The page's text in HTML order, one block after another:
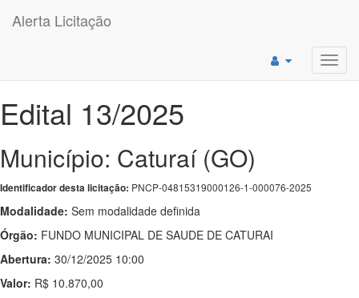
Alerta Licitação
Edital 13/2025
Município: Caturaí (GO)
Identificador desta licitação: PNCP-04815319000126-1-000076-2025
Modalidade: Sem modalidade definida
Órgão: FUNDO MUNICIPAL DE SAUDE DE CATURAI
Abertura: 30/12/2025 10:00
Valor: R$ 10.870,00